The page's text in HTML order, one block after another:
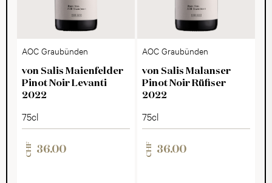
AOC Graubünden
von Salis Maienfelder
Pinot Noir Levanti
2022
75cl
CHF 36.00
AOC Graubünden
von Salis Malanser
Pinot Noir Rüfiser
2022
75cl
CHF 36.00